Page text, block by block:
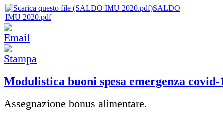
SALDO
IMU 2020.pdf
Modulistica buoni spesa emergenza covid-
Assegnazione bonus alimentare.